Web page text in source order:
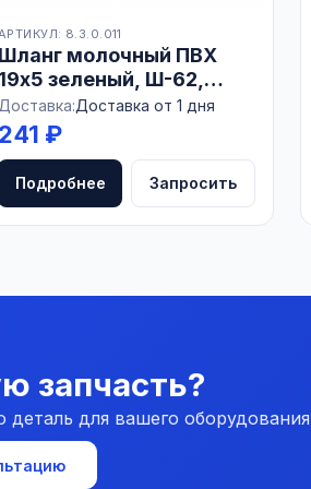
8.3.0.011
Шланг молочный ПВХ
19х5 зеленый, Ш-62,
РОССИЯ
Доставка:Доставка от 1 дня
241 ₽
Подробнее Запросить
запчасть?
для вашего оборудования